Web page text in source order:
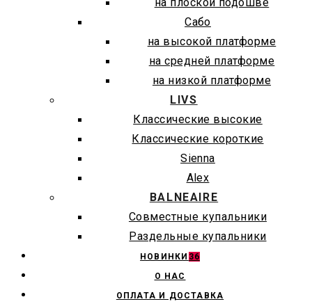
Сабо
на высокой платформе
на средней платформе
на низкой платформе
LIVS
Классические высокие
Классические короткие
Sienna
Alex
BALNEAIRE
Совместные купальники
Раздельные купальники
НОВИНКИ 36
О НАС
ОПЛАТА И ДОСТАВКА